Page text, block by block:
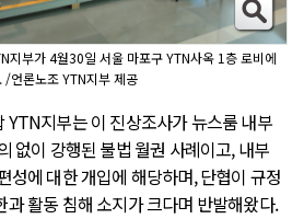
지부가 4월30일 서울 마포구 YTN사옥 1층 로비에
/언론노조 YTN지부 제공
YTN지부는 이 진상조사가 뉴스룸 내부
없이 강행된 불법 월권 사례이고, 내부
성에 대한 개입에 해당하며, 단협이 규정
활동 침해 소지가 크다며 반발해왔다.